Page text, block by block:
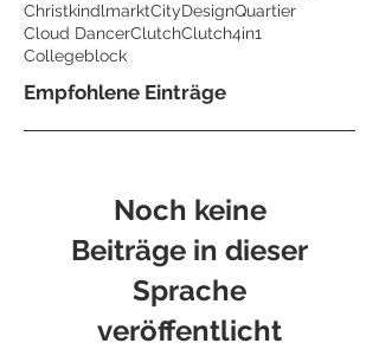
ChristkindlmarktCityDesignQuartier
Cloud DancerClutchClutch4in1
Collegeblock
Empfohlene Einträge
Noch keine
Beiträge in dieser
Sprache
veröffentlicht